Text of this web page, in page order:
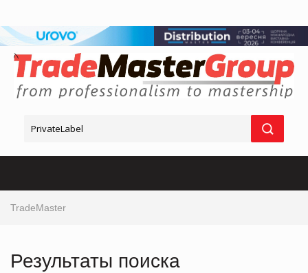
TradeMaster
Результаты поиска